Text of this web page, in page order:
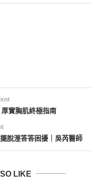
實胸肌終極指南
脫溼答答困擾｜吳芮醫師
LIKE